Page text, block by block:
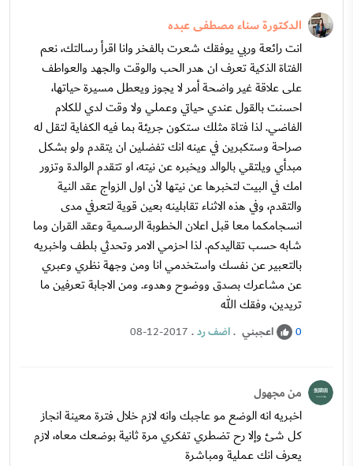
الدكتورة سناء مصطفى عبده
انت رائعة وربي يوفقك شعرت بالفخر وانا اقرأ رسالتك، نعم
الفتاة الذكية تعرف ان هدر الحب والوقت والجهد والعواطف
على علاقة غير واضحة أمر لا يجوز ويعطل مسيرة حياتها،
احسنت بالقول عندي حياتي وعملي ولا وقت لدي للكلام
الفاضي. لذا فتاة مثلك ستكون جريئة بما فيه الكفاية لتقل له
صراحة وستكبرين في عينه انك تفضلين ان يتقدم ولو بشكل
مبدأي ويلتقي بالوالد ويخبره عن نيته، او تتقدم الوالدة وتزور
امك في البيت لتخبرها عن نيتها لأن اول الزواج عقد النية
والتقدم، وفي هذه الاثناء تقابلينه بعين قوية لتعرفي مدى
انسجامكما معا قبل اعلان الخطوبة الرسمية وعقد القران وما
شابه حسب تقاليدكم. لذا احزمي الامر وتحدثي بلطف واخبريه
بالتعبير عن نفسك واستخدمي انا ومن وجهة نظري وعبري
عن مشاعرك بصدق ووضوح وهدوء. ومن الاجابة تعرفين ما
تريدين، وفقك الله
0 اعجبني .اضف رد.
08-12-2017
من مجهول
اخبريه انه الوضع مو عاجبك وانه لازم خلال فترة معينة انجاز
كل شئ وإلا رح تضطري تفكري مرة ثانية بوضعك معاه، لازم
يعرف انك عملية ومباشرة